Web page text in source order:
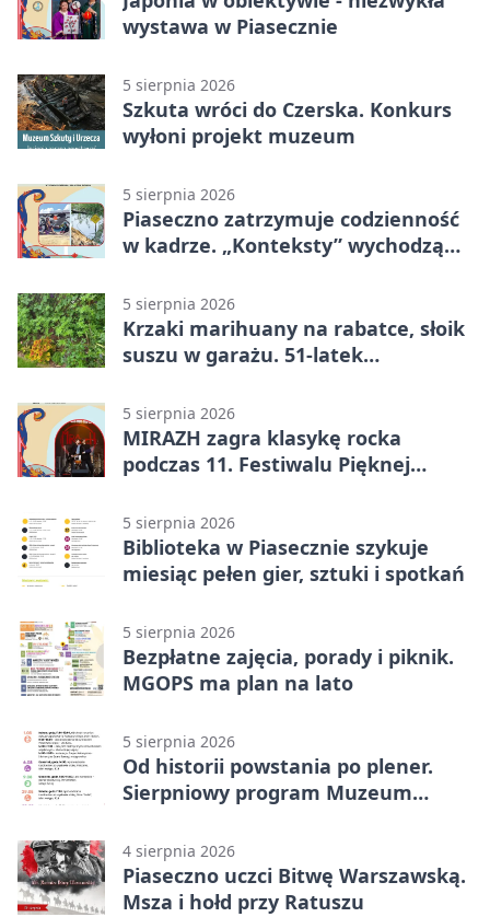
wystawa w Piasecznie
5 sierpnia 2026
Szkuta wróci do Czerska. Konkurs
wyłoni projekt muzeum
5 sierpnia 2026
Piaseczno zatrzymuje codzienność
w kadrze. „Konteksty” wychodzą
5 sierpnia 2026
Krzaki marihuany na rabatce, słoik
suszu w garażu. 51-latek
5 sierpnia 2026
MIRAZH zagra klasykę rocka
podczas 11. Festiwalu Pięknej
5 sierpnia 2026
Biblioteka w Piasecznie szykuje
miesiąc pełen gier, sztuki i spotkań
5 sierpnia 2026
Bezpłatne zajęcia, porady i piknik.
MGOPS ma plan na lato
5 sierpnia 2026
Od historii powstania po plener.
Sierpniowy program Muzeum
4 sierpnia 2026
Piaseczno uczci Bitwę Warszawską.
Msza i hołd przy Ratuszu